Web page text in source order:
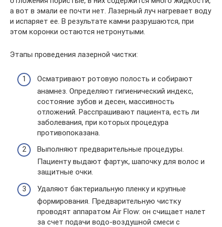
а вот в эмали ее почти нет. Лазерный луч нагревает воду
и испаряет ее. В результате камни разрушаются, при
этом коронки остаются нетронутыми.
Этапы проведения лазерной чистки:
Осматривают ротовую полость и собирают
анамнез. Определяют гигиенический индекс,
состояние зубов и десен, массивность
отложений. Расспрашивают пациента, есть ли
заболевания, при которых процедура
противопоказана.
Выполняют предварительные процедуры.
Пациенту выдают фартук, шапочку для волос и
защитные очки.
Удаляют бактериальную пленку и крупные
формирования. Предварительную чистку
проводят аппаратом Air Flow: он счищает налет
за счет подачи водо-воздушной смеси с